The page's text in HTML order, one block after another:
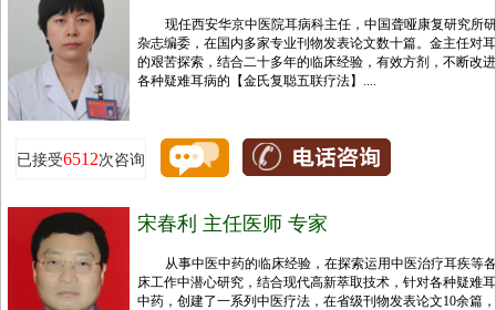
现任西安华京中医院耳病科主任，中国聋哑康复研究所
杂志编委，在国内多家专业刊物发表论文数十篇。金主任对
的艰苦探索，结合二十多年的临床经验，有效方剂，不断改
各种疑难耳病的【金氏复聪五联疗法】....
已接受6512次咨询
宋春利 主任医师 专家
从事中医中药的临床经验，在探索运用中医治疗耳疾等
床工作中潜心研究，结合现代高新萃取技术，针对各种疑难
中药，创建了一系列中医疗法，在省级刊物发表论文10余篇